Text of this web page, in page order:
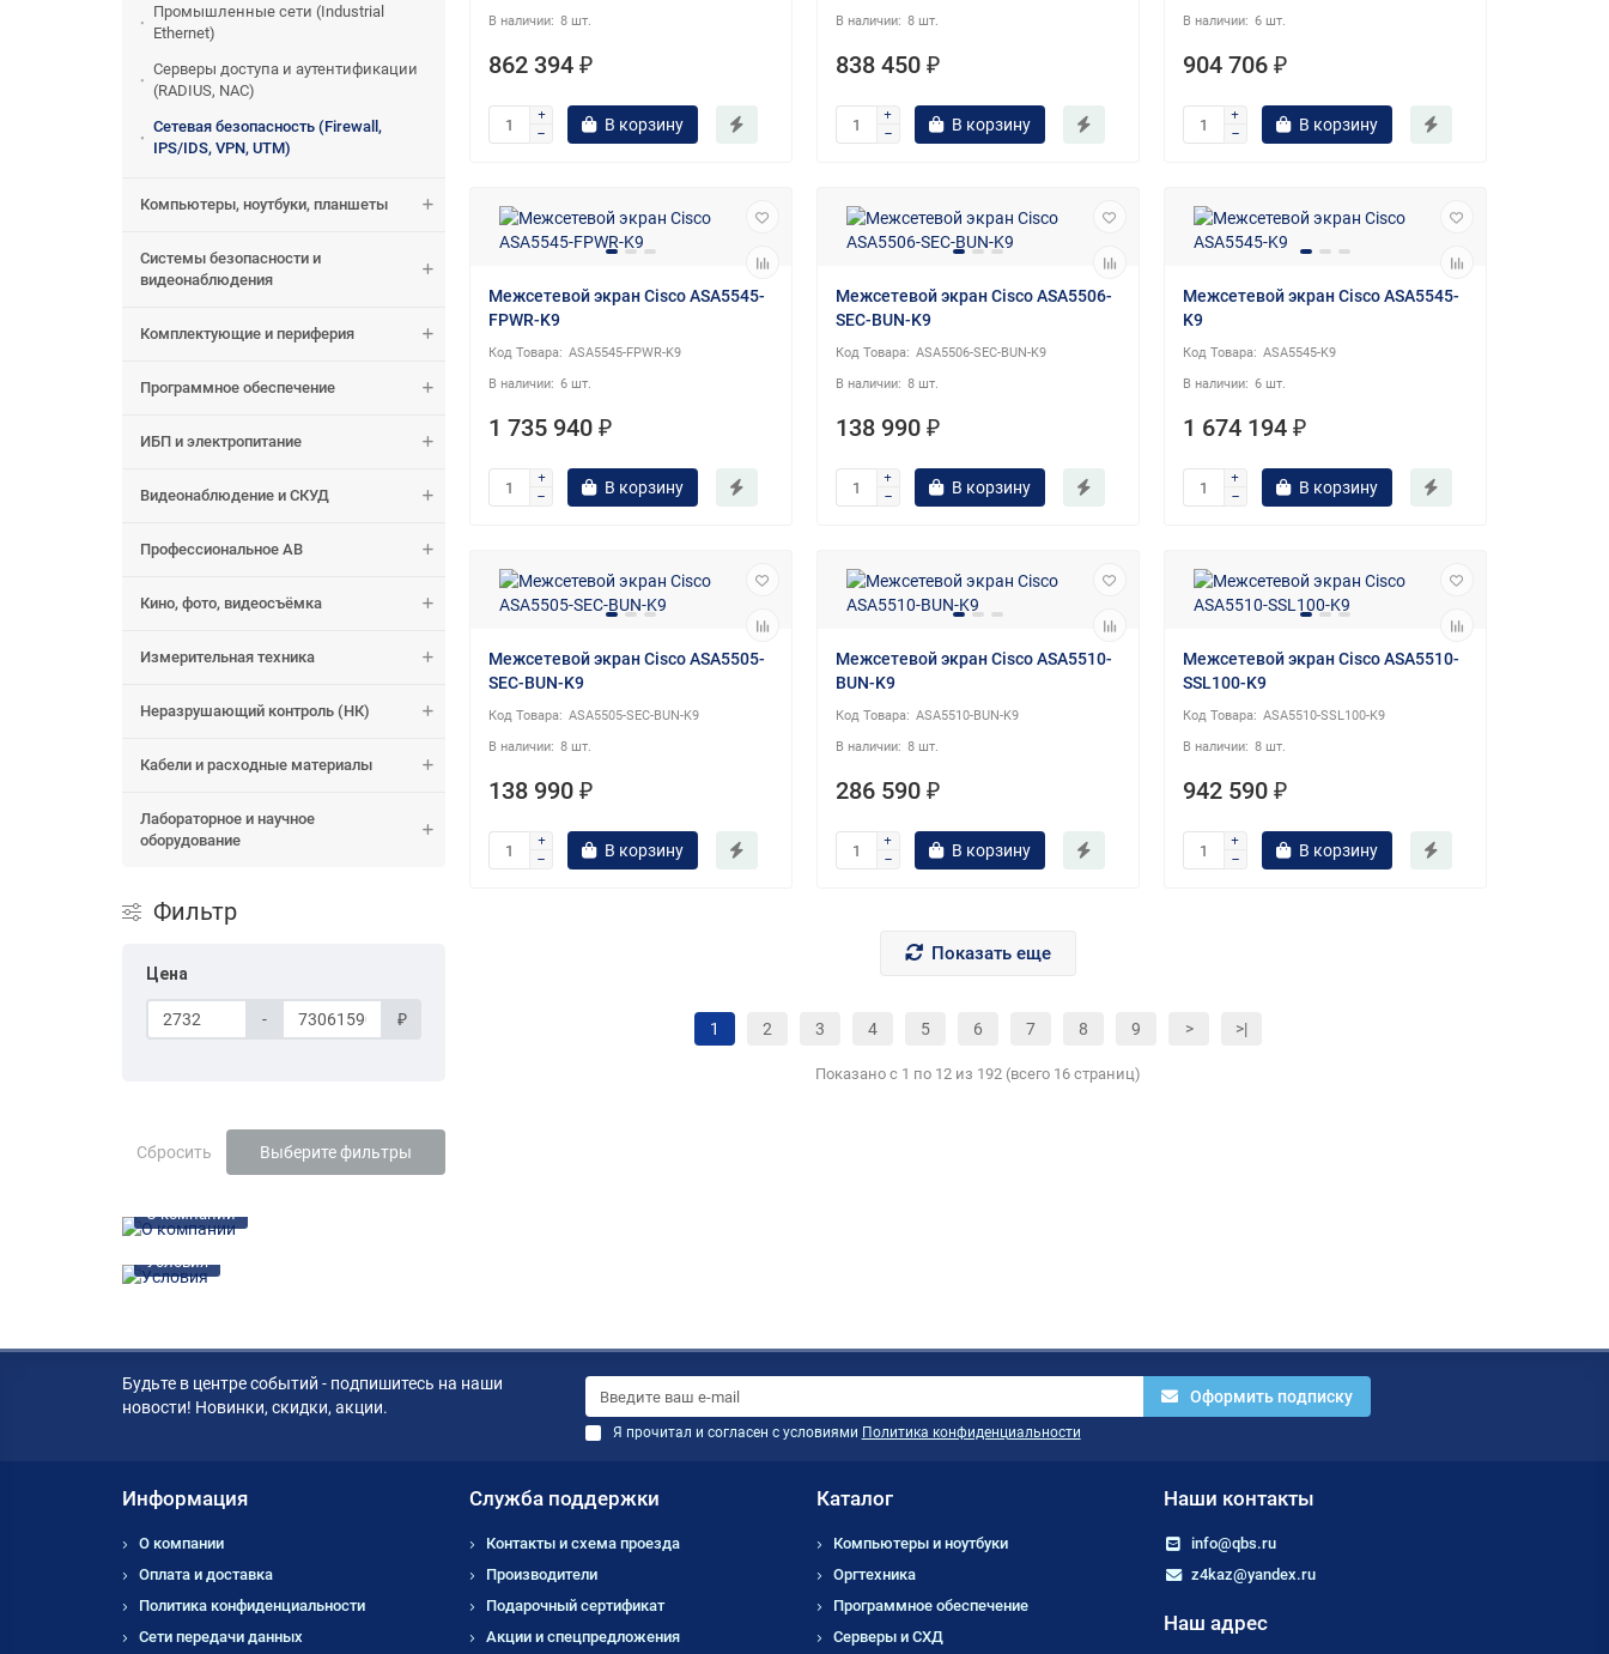
Промышленные сети (Industrial
Ethernet)
Серверы доступа и аутентификации
(RADIUS, NAC)
Сетевая безопасность (Firewall,
IPS/IDS, VPN, UTM)
Компьютеры, ноутбуки, планшеты
Системы безопасности и
видеонаблюдения
Комплектующие и периферия
Программное обеспечение
ИБП и электропитание
Видеонаблюдение и СКУД
Профессиональное АВ
Кино, фото, видеосъёмка
Измерительная техника
Неразрушающий контроль (НК)
Кабели и расходные материалы
Лабораторное и научное
оборудование
Фильтр
Цена
- ₽
Сбросить Выберите фильтры
О компании
Условия
8 шт.
862 394 ₽
В корзину
8 шт.
838 450 ₽
В корзину
6 шт.
904 706 ₽
В корзину
Межсетевой экран Cisco ASA5545-
FPWR-K9
ASA5545-FPWR-K9
6 шт.
1 735 940 ₽
В корзину
Межсетевой экран Cisco ASA5506-
SEC-BUN-K9
ASA5506-SEC-BUN-K9
8 шт.
138 990 ₽
В корзину
Межсетевой экран Cisco ASA5545-
K9
ASA5545-K9
6 шт.
1 674 194 ₽
В корзину
Межсетевой экран Cisco ASA5505-
SEC-BUN-K9
ASA5505-SEC-BUN-K9
8 шт.
138 990 ₽
В корзину
Межсетевой экран Cisco ASA5510-
BUN-K9
ASA5510-BUN-K9
8 шт.
286 590 ₽
В корзину
Межсетевой экран Cisco ASA5510-
SSL100-K9
ASA5510-SSL100-K9
8 шт.
942 590 ₽
В корзину
Показать еще
1 2 3 4 5 6 7 8 9 > >|
Показано с 1 по 12 из 192 (всего 16 страниц)
Будьте в центре событий - подпишитесь на наши
новости! Новинки, скидки, акции.
Оформить подписку
Я прочитал и согласен с условиями Политика конфиденциальности
Информация
О компании
Оплата и доставка
Политика конфиденциальности
Сети передачи данных
Служба поддержки
Контакты и схема проезда
Производители
Подарочный сертификат
Акции и спецпредложения
Каталог
Компьютеры и ноутбуки
Оргтехника
Программное обеспечение
Серверы и СХД
Наши контакты
info@qbs.ru
z4kaz@yandex.ru
Наш адрес